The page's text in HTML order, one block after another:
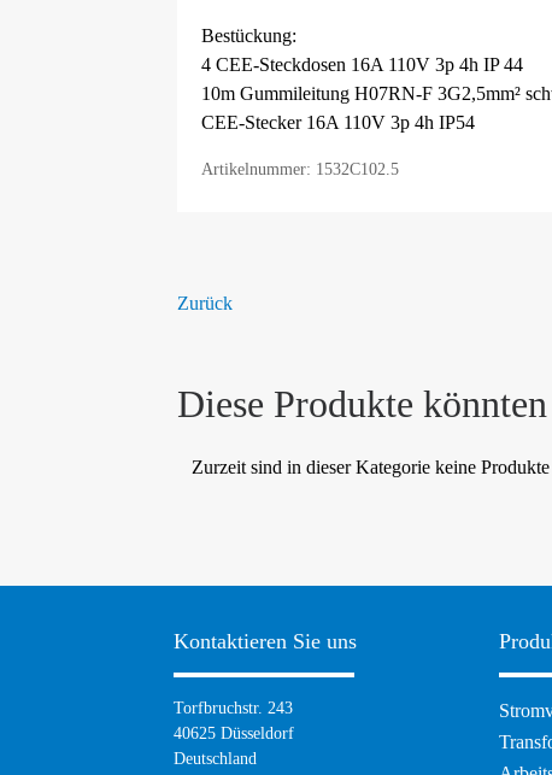
Bestückung:
4 CEE-Steckdosen 16A 110V 3p 4h IP 44
10m Gummileitung H07RN-F 3G2,5mm²
CEE-Stecker 16A 110V 3p 4h IP54
Artikelnummer: 1532C102.5
Zurück
Diese Produkte
Zurzeit sind in dieser Kategorie keine
Kontaktieren Sie uns
Torfbruchstr. 243
40625 Düsseldorf
Deutschland